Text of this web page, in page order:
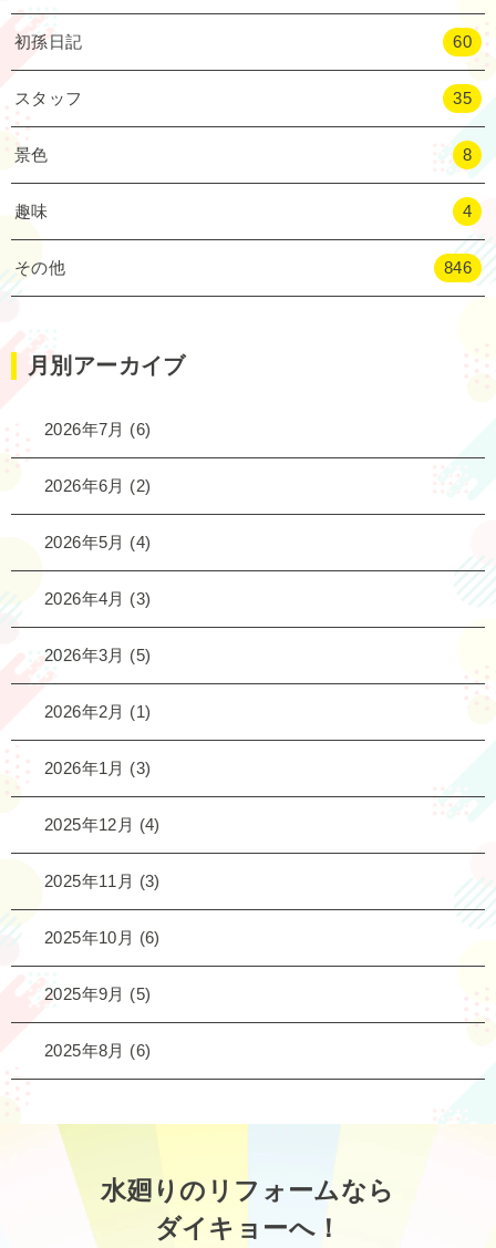
初孫日記 60
スタッフ 35
景色 8
趣味 4
その他 846
月別アーカイブ
2026年7月 (6)
2026年6月 (2)
2026年5月 (4)
2026年4月 (3)
2026年3月 (5)
2026年2月 (1)
2026年1月 (3)
2025年12月 (4)
2025年11月 (3)
2025年10月 (6)
2025年9月 (5)
2025年8月 (6)
水廻りのリフォームなら
ダイキョーへ！